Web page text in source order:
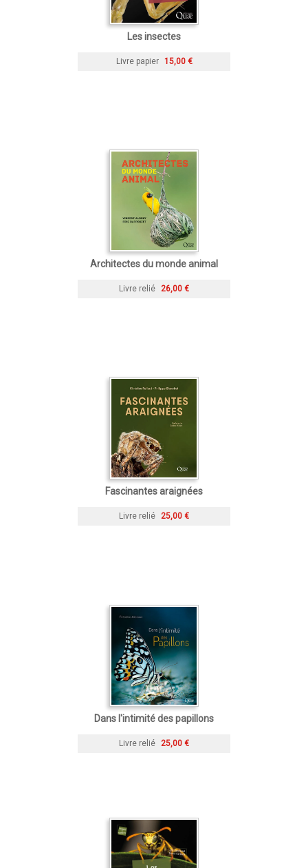
Les insectes
Livre papier 15,00 €
Architectes du monde animal
Livre relié 26,00 €
Fascinantes araignées
Livre relié 25,00 €
Dans l'intimité des papillons
Livre relié 25,00 €